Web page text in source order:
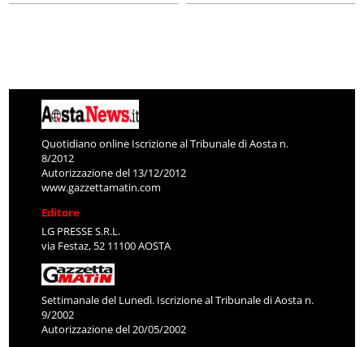
Quotidiano online Iscrizione al Tribunale di Aosta n.
8/2012
Autorizzazione del 13/12/2012
www.gazzettamatin.com
Editore
LG PRESSE S.R.L.
via Festaz, 52 11100 AOSTA
Settimanale del Lunedì. Iscrizione al Tribunale di Aosta n.
9/2002
Autorizzazione del 20/05/2002